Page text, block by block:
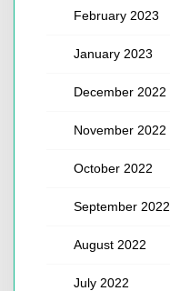
February 2023
January 2023
December 2022
November 2022
October 2022
September 2022
August 2022
July 2022